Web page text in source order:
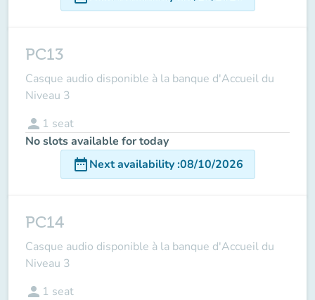
PC13
Casque audio disponible à la banque d'Accueil du
Niveau 3
person 1 seat
No slots available for today
date_rangeNext availability:08/10/2026
PC14
Casque audio disponible à la banque d'Accueil du
Niveau 3
person 1 seat